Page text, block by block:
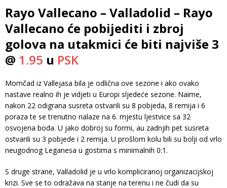
Rayo Vallecano – Valladolid – Rayo
Vallecano će pobijediti i zbroj
golova na utakmici će biti najviše 3
@ 1.95 u PSK
Momčad iz Vallejasa bila je odlična ove sezone i ako ovako
nastave realno ih je vidjeti u Europi sljedeće sezone. Naime,
nakon 22 odigrana susreta ostvarili su 8 pobjeda, 8 remija i 6
poraza te se trenutno nalaze na 6. mjestu ljestvice sa 32
osvojena boda. U jako dobroj su formi, au zadnjih pet susreta
ostvarili su 3 pobjede i 2 remija. U prošlom kolu bili su bolji od vrlo
neugodnog Leganesa u gostima s minimalnih 0:1.
S druge strane, Valladolid je u vrlo kompliciranoj organizacijskoj
krizi. Sve se to odražava na stanje na terenu i ne čudi da su